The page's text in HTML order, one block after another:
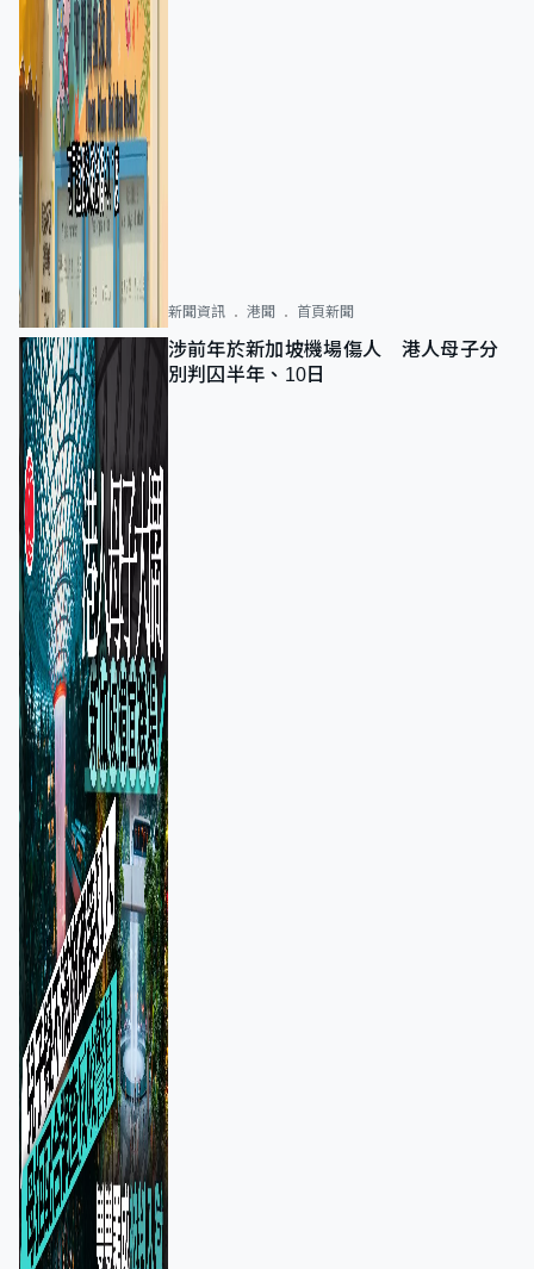
新聞資訊 港聞 首頁新聞
涉前年於新加坡機場傷人 港人母子分
別判囚半年、10日